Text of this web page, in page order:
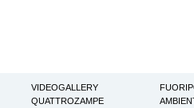
VIDEOGALLERY
QUATTROZAMPE